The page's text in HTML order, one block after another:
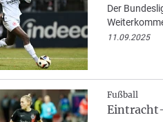
Der
11.09.2025
Fußball